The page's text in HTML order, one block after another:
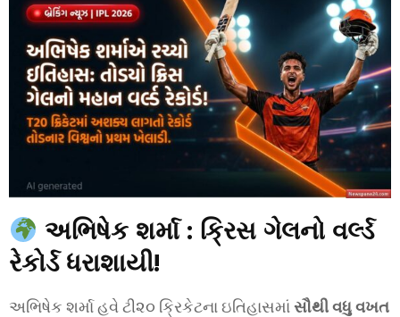
અભિષેક શર્મા : ક્રિસ ગેલનો વર્લ્ડ
રેકોર્ડ ધરાશાયી!
અભિષેક શર્મા હવે ટી૨૦ ક્રિકેટના ઇતિહાસમાંસૌથી વધુ વખત